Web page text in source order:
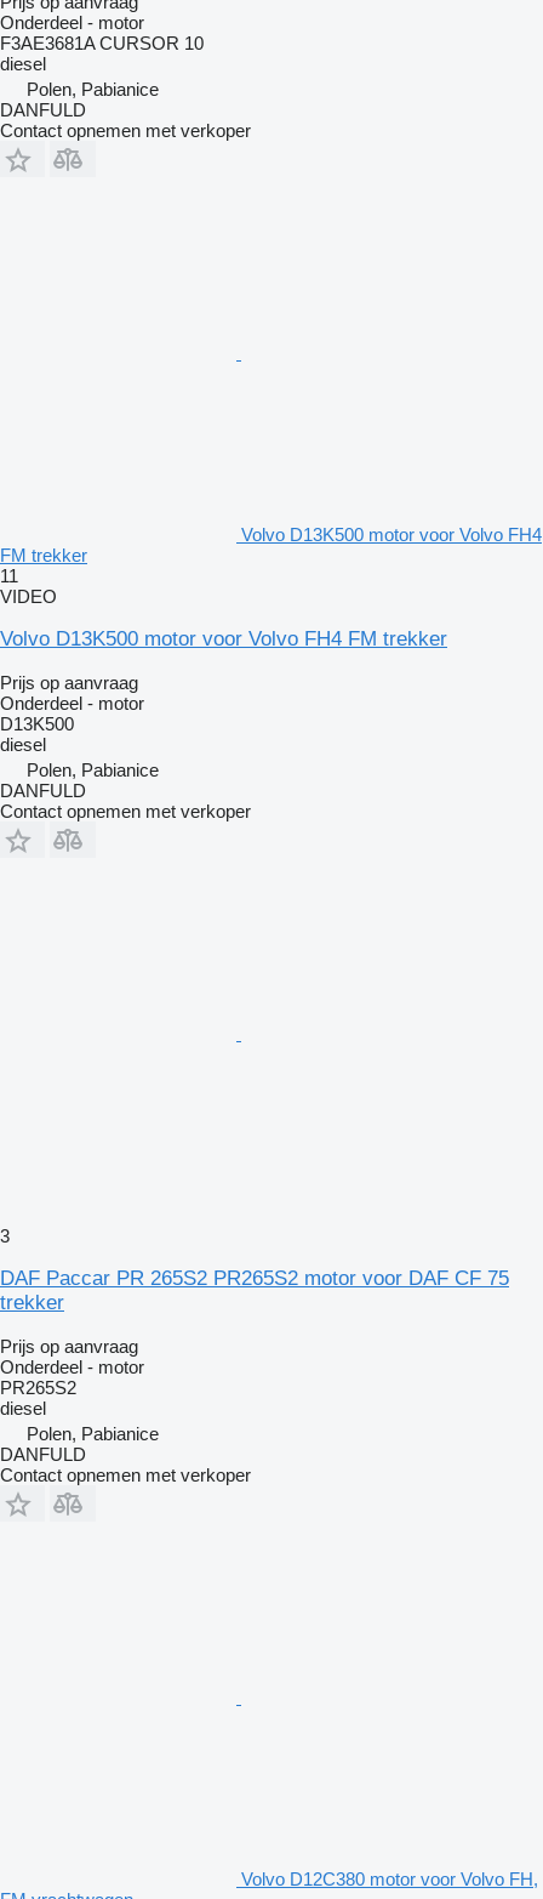
Onderdeel - motor
F3AE3681A CURSOR 10
diesel
Polen, Pabianice
DANFULD
Contact opnemen met verkoper
Volvo D13K500 motor voor Volvo FH4
FM trekker
11
VIDEO
Volvo D13K500 motor voor Volvo FH4 FM trekker
Prijs op aanvraag
Onderdeel - motor
D13K500
diesel
Polen, Pabianice
DANFULD
Contact opnemen met verkoper
3
DAF Paccar PR 265S2 PR265S2 motor voor DAF CF 75
trekker
Prijs op aanvraag
Onderdeel - motor
PR265S2
diesel
Polen, Pabianice
DANFULD
Contact opnemen met verkoper
Volvo D12C380 motor voor Volvo FH,